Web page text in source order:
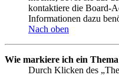
kontaktiere die Board-
Informationen dazu
Nach oben
Wie markiere ich ein Thema
Durch Klicken des